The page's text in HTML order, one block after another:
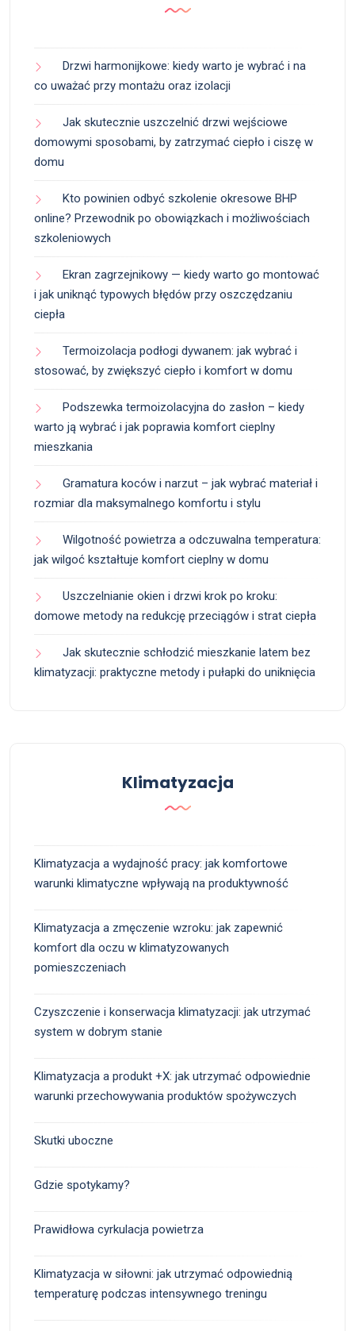
Drzwi harmonijkowe: kiedy warto je wybrać i na
co uważać przy montażu oraz izolacji
Jak skutecznie uszczelnić drzwi wejściowe
domowymi sposobami, by zatrzymać ciepło i ciszę w
domu
Kto powinien odbyć szkolenie okresowe BHP
online? Przewodnik po obowiązkach i możliwościach
szkoleniowych
Ekran zagrzejnikowy — kiedy warto go montować
i jak uniknąć typowych błędów przy oszczędzaniu
ciepła
Termoizolacja podłogi dywanem: jak wybrać i
stosować, by zwiększyć ciepło i komfort w domu
Podszewka termoizolacyjna do zasłon – kiedy
warto ją wybrać i jak poprawia komfort cieplny
mieszkania
Gramatura koców i narzut – jak wybrać materiał i
rozmiar dla maksymalnego komfortu i stylu
Wilgotność powietrza a odczuwalna temperatura:
jak wilgoć kształtuje komfort cieplny w domu
Uszczelnianie okien i drzwi krok po kroku:
domowe metody na redukcję przeciągów i strat ciepła
Jak skutecznie schłodzić mieszkanie latem bez
klimatyzacji: praktyczne metody i pułapki do uniknięcia
Klimatyzacja
Klimatyzacja a wydajność pracy: jak komfortowe
warunki klimatyczne wpływają na produktywność
Klimatyzacja a zmęczenie wzroku: jak zapewnić
komfort dla oczu w klimatyzowanych
pomieszczeniach
Czyszczenie i konserwacja klimatyzacji: jak utrzymać
system w dobrym stanie
Klimatyzacja a produkt +X: jak utrzymać odpowiednie
warunki przechowywania produktów spożywczych
Skutki uboczne
Gdzie spotykamy?
Prawidłowa cyrkulacja powietrza
Klimatyzacja w siłowni: jak utrzymać odpowiednią
temperaturę podczas intensywnego treningu